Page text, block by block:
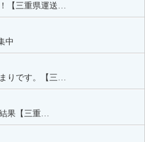
【三重県運送…
中
りです。【三…
果【三重…